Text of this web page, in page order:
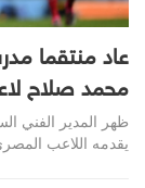
عاد منتقما
محمد صلاح
ظهر المدير الفني
يقدمه اللاعب